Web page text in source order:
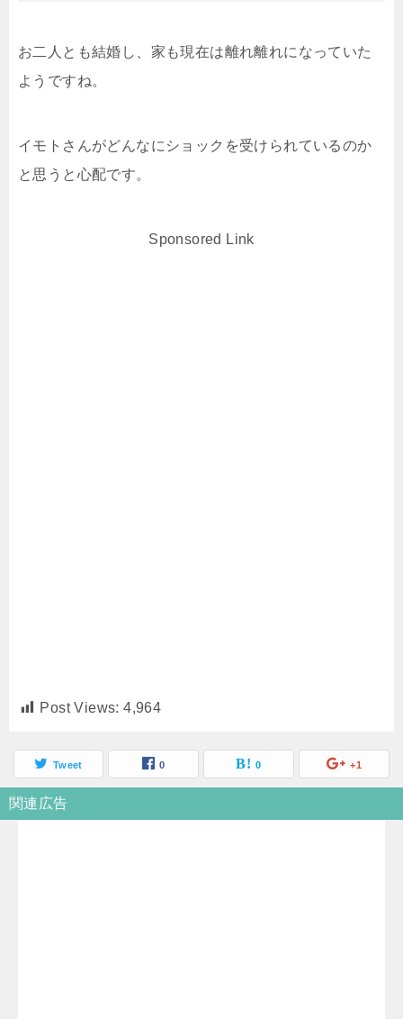
お二人とも結婚し、家も現在は離れ離れになっていた
ようですね。
イモトさんがどんなにショックを受けられているのか
と思うと心配です。
Sponsored Link
Post Views: 4,964
Tweet 0 0 +1
関連広告